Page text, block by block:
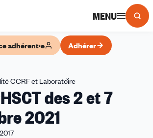
cookies
MENU
adhérent·e Adhérer
CCRF et Laboratoire
-
des 2 et 7
2021